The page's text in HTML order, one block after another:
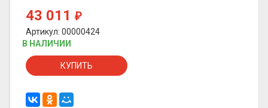
43 011 ₽
Артикул: 00000424
В НАЛИЧИИ
КУПИТЬ